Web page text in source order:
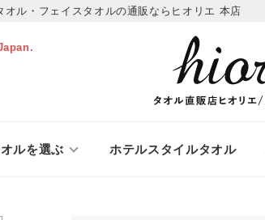
オル・フェイスタオルの通販ならヒオリエ 本店
ルを選ぶ ホテルスタイルタオル